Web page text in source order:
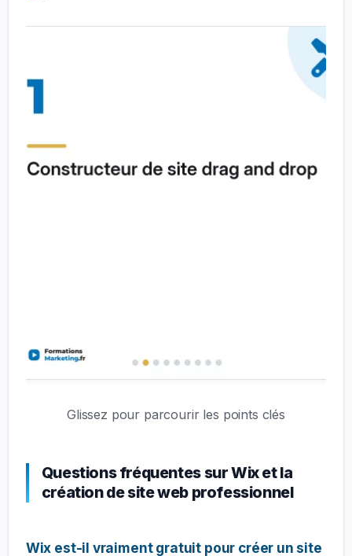
Glissez pour parcourir les points clés
Questions fréquentes sur Wix et la
création de site web professionnel
Wix est-il vraiment gratuit pour créer un site